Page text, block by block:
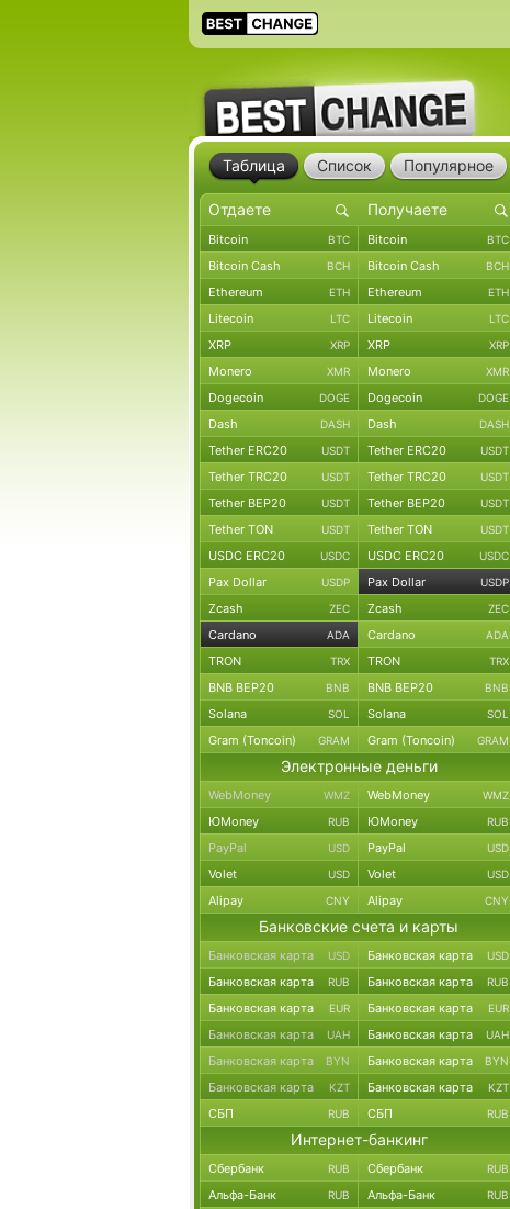
Таблица Список Популярное
Bitcoin BTC Bitcoin BTC
Bitcoin Cash BCH Bitcoin Cash BCH
Ethereum ETH Ethereum ETH
Litecoin LTC Litecoin LTC
XRP XRP XRP XRP
Monero XMR Monero XMR
Dogecoin DOGE Dogecoin DOGE
Dash DASH Dash DASH
Tether ERC20 USDT Tether ERC20 USDT
Tether TRC20 USDT Tether TRC20 USDT
Tether BEP20 USDT Tether BEP20 USDT
Tether TON USDT Tether TON USDT
USDC ERC20 USDC USDC ERC20 USDC
Pax Dollar USDP Pax Dollar USDP
Zcash ZEC Zcash ZEC
Cardano ADA Cardano ADA
TRON TRX TRON TRX
BNB BEP20 BNB BNB BEP20 BNB
Solana SOL Solana SOL
Gram (Toncoin) GRAM Gram (Toncoin) GRAM
Электронные деньги
WebMoney WMZ WebMoney WMZ
ЮMoney RUB ЮMoney RUB
PayPal USD PayPal USD
Volet USD Volet USD
Alipay CNY Alipay CNY
Банковские счета и карты
Банковская карта USD Банковская карта USD
Банковская карта RUB Банковская карта RUB
Банковская карта EUR Банковская карта EUR
Банковская карта UAH Банковская карта UAH
Банковская карта BYN Банковская карта BYN
Банковская карта KZT Банковская карта KZT
СБП RUB СБП RUB
Интернет-банкинг
Сбербанк RUB Сбербанк RUB
Альфа-Банк RUB Альфа-Банк RUB